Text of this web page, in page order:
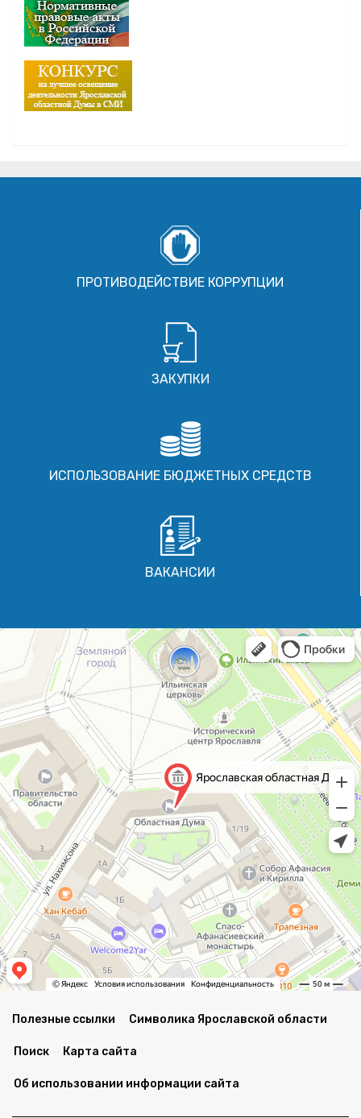
ПРОТИВОДЕЙСТВИЕ КОРРУПЦИИ
ЗАКУПКИ
ИСПОЛЬЗОВАНИЕ БЮДЖЕТНЫХ СРЕДСТВ
ВАКАНСИИ
Полезные ссылки Символика Ярославской области
Поиск Карта сайта
Об использовании информации сайта